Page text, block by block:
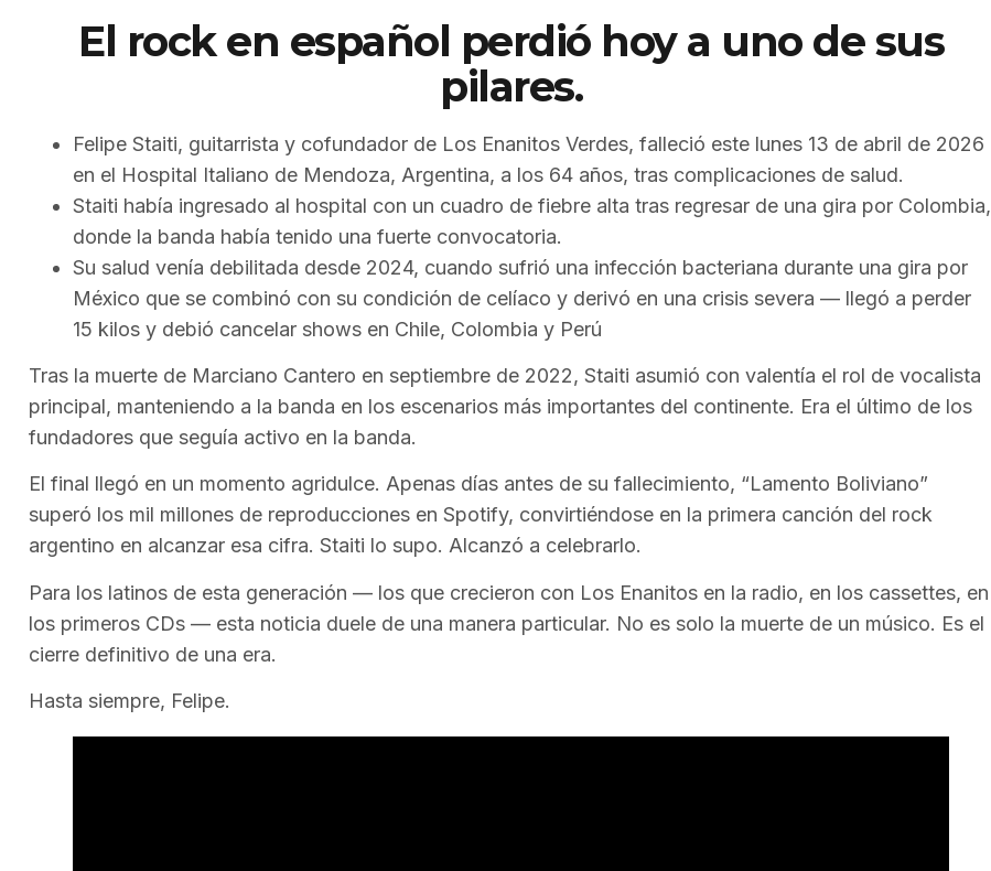
El rock en español perdió hoy a uno de sus
pilares.
Felipe Staiti, guitarrista y cofundador de Los Enanitos Verdes, falleció este lunes 13 de abril de 2026
en el Hospital Italiano de Mendoza, Argentina, a los 64 años, tras complicaciones de salud.
Staiti había ingresado al hospital con un cuadro de fiebre alta tras regresar de una gira por Colombia,
donde la banda había tenido una fuerte convocatoria.
Su salud venía debilitada desde 2024, cuando sufrió una infección bacteriana durante una gira por
México que se combinó con su condición de celíaco y derivó en una crisis severa — llegó a perder
15 kilos y debió cancelar shows en Chile, Colombia y Perú
Tras la muerte de Marciano Cantero en septiembre de 2022, Staiti asumió con valentía el rol de vocalista
principal, manteniendo a la banda en los escenarios más importantes del continente. Era el último de los
fundadores que seguía activo en la banda.
El final llegó en un momento agridulce. Apenas días antes de su fallecimiento, “Lamento Boliviano”
superó los mil millones de reproducciones en Spotify, convirtiéndose en la primera canción del rock
argentino en alcanzar esa cifra. Staiti lo supo. Alcanzó a celebrarlo.
Para los latinos de esta generación — los que crecieron con Los Enanitos en la radio, en los cassettes, en
los primeros CDs — esta noticia duele de una manera particular. No es solo la muerte de un músico. Es el
cierre definitivo de una era.
Hasta siempre, Felipe.